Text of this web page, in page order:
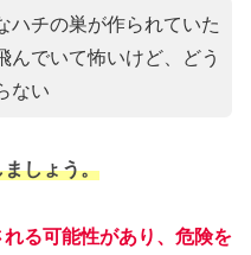
ハチの巣が作られていた
んでいて怖いけど、どう
ない
しょう。
る可能性があり、危険を